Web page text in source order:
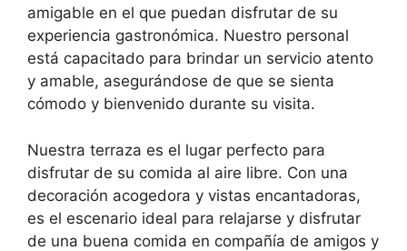
amigable en el que puedan disfrutar de su
experiencia gastronómica. Nuestro personal
está capacitado para brindar un servicio atento
y amable, asegurándose de que se sienta
cómodo y bienvenido durante su visita.
Nuestra terraza es el lugar perfecto para
disfrutar de su comida al aire libre. Con una
decoración acogedora y vistas encantadoras,
es el escenario ideal para relajarse y disfrutar
de una buena comida en compañía de amigos y